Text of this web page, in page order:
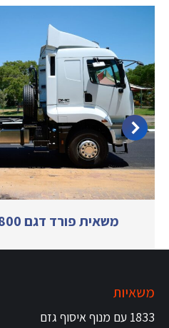
משאית פורד דגם 3351T3800 ראש גורר
משאיות
1833 עם מנוף איסוף גזם